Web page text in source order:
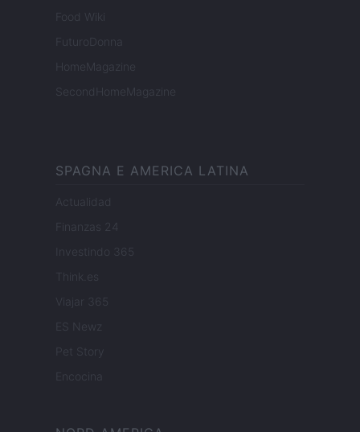
Food Wiki
FuturoDonna
HomeMagazine
SecondHomeMagazine
SPAGNA E AMERICA LATINA
Actualidad
Finanzas 24
Investindo 365
Think.es
Viajar 365
ES Newz
Pet Story
Encocina